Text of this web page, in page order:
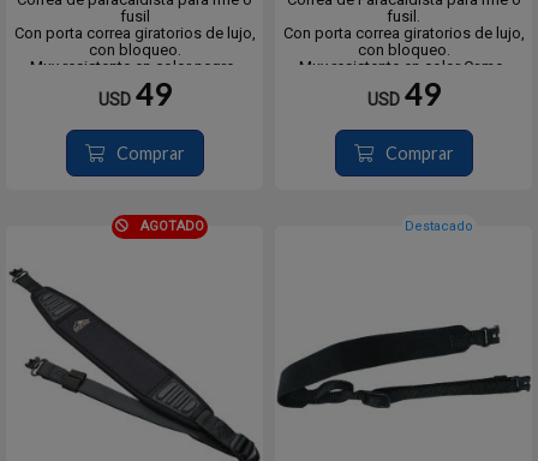
fusil
Con porta correa giratorios de lujo,
con bloqueo.
Muy resistente en color negro.
USD 49
Comprar
fusil.
Con porta correa giratorios de lujo,
con bloqueo.
Muy resistente en color Camo.
USD 49
Comprar
AGOTADO Destacado